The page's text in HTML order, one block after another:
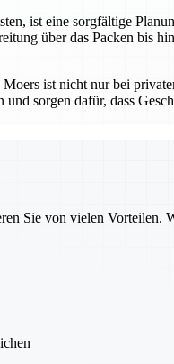
ist eine sorgfältige
über das Packen bis
ist nicht nur bei
sorgen dafür, dass
Sie von vielen